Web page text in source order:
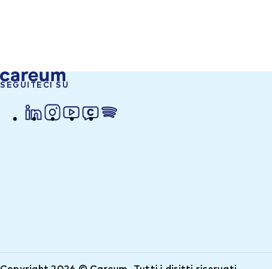
SEGUITECI SU